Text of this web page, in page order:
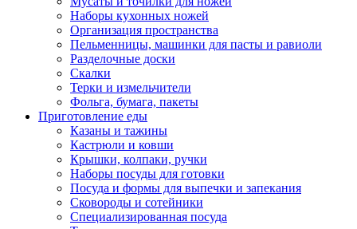
Наборы кухонных ножей
Организация пространства
Пельменницы, машинки для пасты и равиоли
Разделочные доски
Скалки
Терки и измельчители
Фольга, бумага, пакеты
Приготовление еды
Казаны и тажины
Кастрюли и ковши
Крышки, колпаки, ручки
Наборы посуды для готовки
Посуда и формы для выпечки и запекания
Сковороды и сотейники
Специализированная посуда